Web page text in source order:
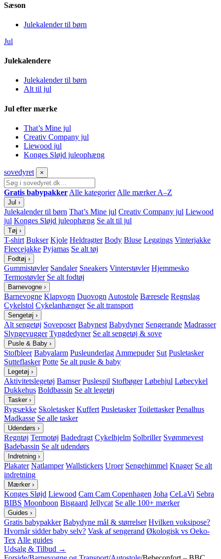
Sæson
Julekalender til børn
Jul
Julekalendere
Julekalender til børn
Alt til jul
Jul efter mærke
That’s Mine jul
Creativ Company jul
Liewood jul
Konges Sløjd juleophæng
sovedyret ×
Gratis babypakker Alle kategorier Alle mærker A–Z
Jul ›
Julekalender til børn That’s Mine jul Creativ Company jul Liewood
jul Konges Sløjd juleophæng Se alt til jul
Tøj ›
T-shirt Bukser Kjole Heldragter Body Bluse Leggings Vinterjakke
Fleecejakke Pyjamas Se alt tøj
Fodtøj ›
Gummistøvler Sandaler Sneakers Vinterstøvler Hjemmesko
Termostøvler Se alt fodtøj
Barnevogne ›
Barnevogne Klapvogn Duovogn Autostole Bæresele Regnslag
Cykelstol Cykelanhænger Se alt transport
Sengetøj ›
Alt sengetøj Soveposer Babynest Babydyner Sengerande Madrasser
Slyngevugger Tyngdedyner Se alt sengetøj & sove
Pusle & Baby ›
Stofbleer Babyalarm Pusleunderlag Ammepuder Sut Pusletasker
Sutteflasker Potte Se alt pusle & baby
Legetøj ›
Aktivitetslegetøj Bamser Puslespil Stofbøger Løbehjul Løbecykel
Dukkehus Boldbassin Se alt legetøj
Tasker ›
Rygsække Skoletasker Kuffert Pusletasker Toilettasker Penalhus
Madkasse Se alle tasker
Udendørs ›
Regntøj Termotøj Badedragt Cykelhjelm Solbriller Svømmevest
Badebassin Se alt udendørs
Indretning ›
Plakater Natlamper Wallstickers Uroer Sengehimmel Knager Se alt
indretning
Mærker ›
Konges Sløjd Liewood Cam Cam Copenhagen Joha CeLaVi Sebra
BIBS Moonboon Bisgaard Jellycat Se alle 100+ mærker
Guides ›
Gratis babypakker Babydyne mål & størrelser Hvilken voksipose?
Hvornår sidder baby selv? Vask af sengerand Økologisk vs Oeko-
Tex Alle guides
Udsalg & Tilbud →